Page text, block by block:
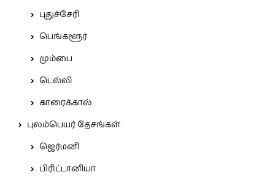
புதுச்சேரி
பெங்களூர்
மும்பை
டெல்லி
காரைக்கால்
புலம்பெயர் தேசங்கள்
ஜெர்மனி
பிரிட்டானியா